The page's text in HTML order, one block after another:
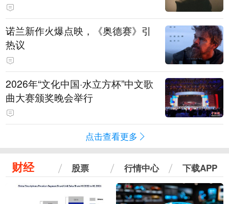
诺兰新作火爆点映，《奥德赛》引
热议
2026年“文化中国·水立方杯”中文歌
曲大赛颁奖晚会举行
点击查看更多
财经 股票 行情中心 下载APP